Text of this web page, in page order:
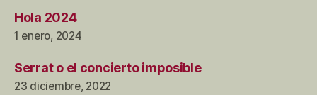
Hola 2024
1 enero, 2024
Serrat o el concierto imposible
23 diciembre, 2022